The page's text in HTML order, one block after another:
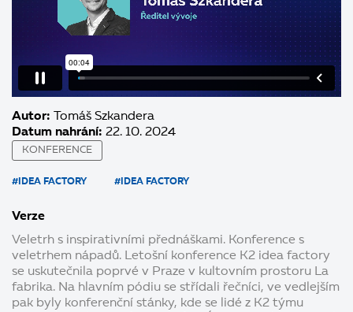
Autor: Tomáš Szkandera
Datum nahrání: 22. 10. 2024
KONFERENCE
#IDEA FACTORY #IDEA FACTORY
Verze
Veletrh s inspirativními přednáškami. Konference s
veletrhem nápadů. Letošní konference K2 idea factory
se uskutečnila poprvé v Praze v kultovním prostoru La
fabrika. Na hlavním pódiu se střídali řečníci, ve vedlejším
pak byly konferenční stánky, kde se lidé z K2 týmu